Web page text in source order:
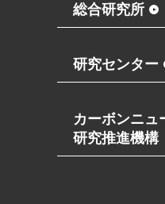
総合研究所
研究センター
カーボンニュ
研究推進機構